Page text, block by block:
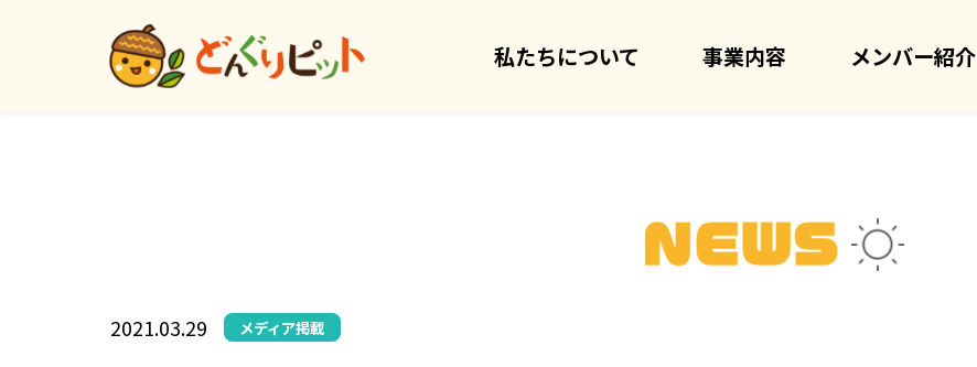
私たちについて 事業内容 メンバー紹介
2021.03.29 メディア掲載